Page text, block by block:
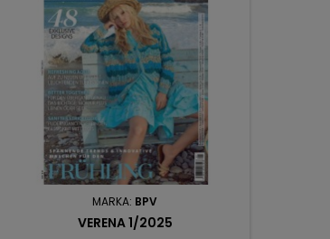
MARKA: BPV
VERENA 1/2025